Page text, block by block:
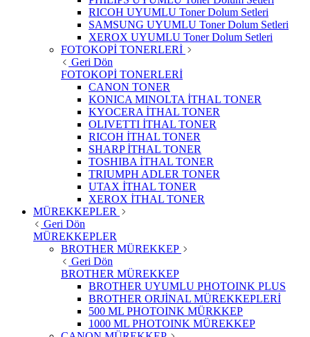
RICOH UYUMLU Toner Dolum Setleri
SAMSUNG UYUMLU Toner Dolum Setleri
XEROX UYUMLU Toner Dolum Setleri
FOTOKOPİ TONERLERİ
Geri Dön
FOTOKOPİ TONERLERİ
CANON TONER
KONICA MINOLTA İTHAL TONER
KYOCERA İTHAL TONER
OLIVETTI İTHAL TONER
RICOH İTHAL TONER
SHARP İTHAL TONER
TOSHIBA İTHAL TONER
TRIUMPH ADLER TONER
UTAX İTHAL TONER
XEROX İTHAL TONER
MÜREKKEPLER
Geri Dön
MÜREKKEPLER
BROTHER MÜREKKEP
Geri Dön
BROTHER MÜREKKEP
BROTHER UYUMLU PHOTOINK PLUS
BROTHER ORJİNAL MÜREKKEPLERİ
500 ML PHOTOINK MÜRKKEP
1000 ML PHOTOINK MÜREKKEP